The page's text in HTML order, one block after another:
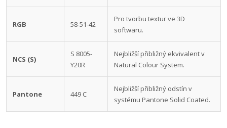
RGB 58-51-42
Pro tvorbu textur ve 3D
softwaru.
NCS (S)
S 8005-
Y20R
Nejbližší přibližný ekvivalent v
Natural Colour System.
Pantone 449 C
Nejbližší přibližný odstín v
systému Pantone Solid Coated.